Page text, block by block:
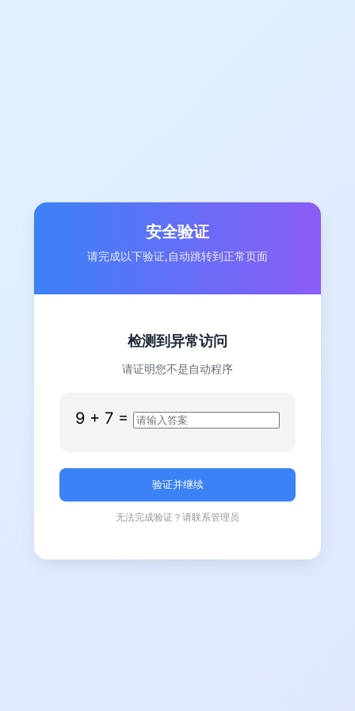
安全验证
请完成以下验证,自动跳转到正常页面
检测到异常访问
请证明您不是自动程序
9 + 7 =
无法完成验证？请联系管理员